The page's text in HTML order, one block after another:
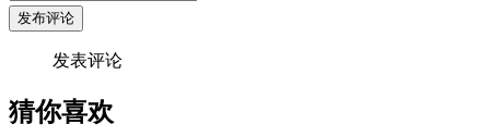
发布评论
发表评论
猜你喜欢